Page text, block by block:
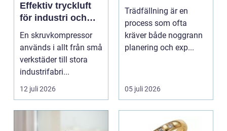
Effektiv tryckluft
för industri och
verkstad
En skruvkompressor
används i allt från små
verkstäder till stora
industrifabri...
12 juli 2026
Trädfällning är en
process som ofta
kräver både noggrann
planering och exp...
05 juli 2026